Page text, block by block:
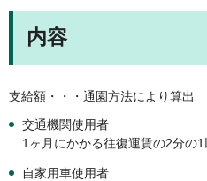
内容
支給額・・・通園方法により算出
交通機関使用者
1ヶ月にかかる往復運賃の2分の1
自家用車使用者